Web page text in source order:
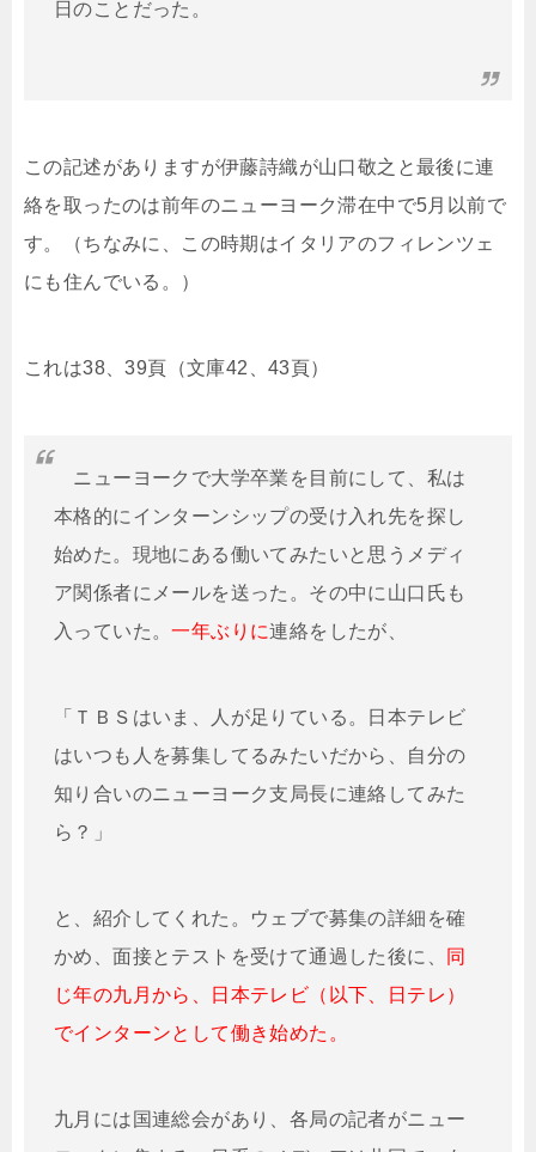
日のことだった。
この記述がありますが伊藤詩織が山口敬之と最後に連
絡を取ったのは前年のニューヨーク滞在中で5月以前で
す。（ちなみに、この時期はイタリアのフィレンツェ
にも住んでいる。）
これは38、39頁（文庫42、43頁）
ニューヨークで大学卒業を目前にして、私は
本格的にインターンシップの受け入れ先を探し
始めた。現地にある働いてみたいと思うメディ
ア関係者にメールを送った。その中に山口氏も
入っていた。一年ぶりに連絡をしたが、
「ＴＢＳはいま、人が足りている。日本テレビ
はいつも人を募集してるみたいだから、自分の
知り合いのニューヨーク支局長に連絡してみた
ら？」
と、紹介してくれた。ウェブで募集の詳細を確
かめ、面接とテストを受けて通過した後に、
同
じ年の九月から、日本テレビ（以下、日テレ）
でインターンとして働き始めた。
九月には国連総会があり、各局の記者がニュー